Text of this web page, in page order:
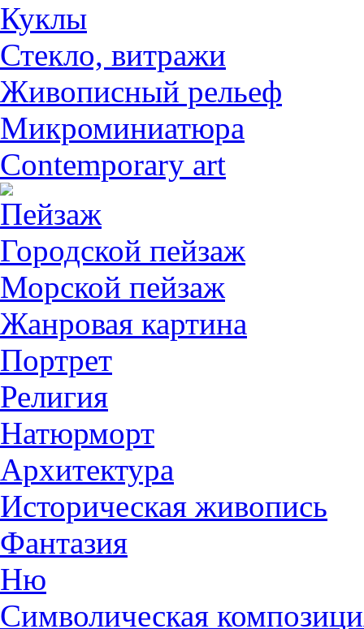
Куклы
Стекло, витражи
Живописный рельеф
Микроминиатюра
Contemporary art
Пейзаж
Городской пейзаж
Морской пейзаж
Жанровая картина
Портрет
Религия
Натюрморт
Архитектура
Историческая живопись
Фантазия
Ню
Символическая